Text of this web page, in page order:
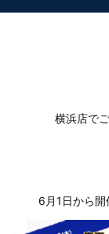
横浜店で
6月1日から